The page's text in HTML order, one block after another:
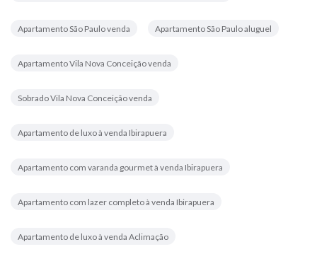
Apartamento São Paulo venda Apartamento São Paulo aluguel
Apartamento Vila Nova Conceição venda
Sobrado Vila Nova Conceição venda
Apartamento de luxo à venda Ibirapuera
Apartamento com varanda gourmet à venda Ibirapuera
Apartamento com lazer completo à venda Ibirapuera
Apartamento de luxo à venda Aclimação